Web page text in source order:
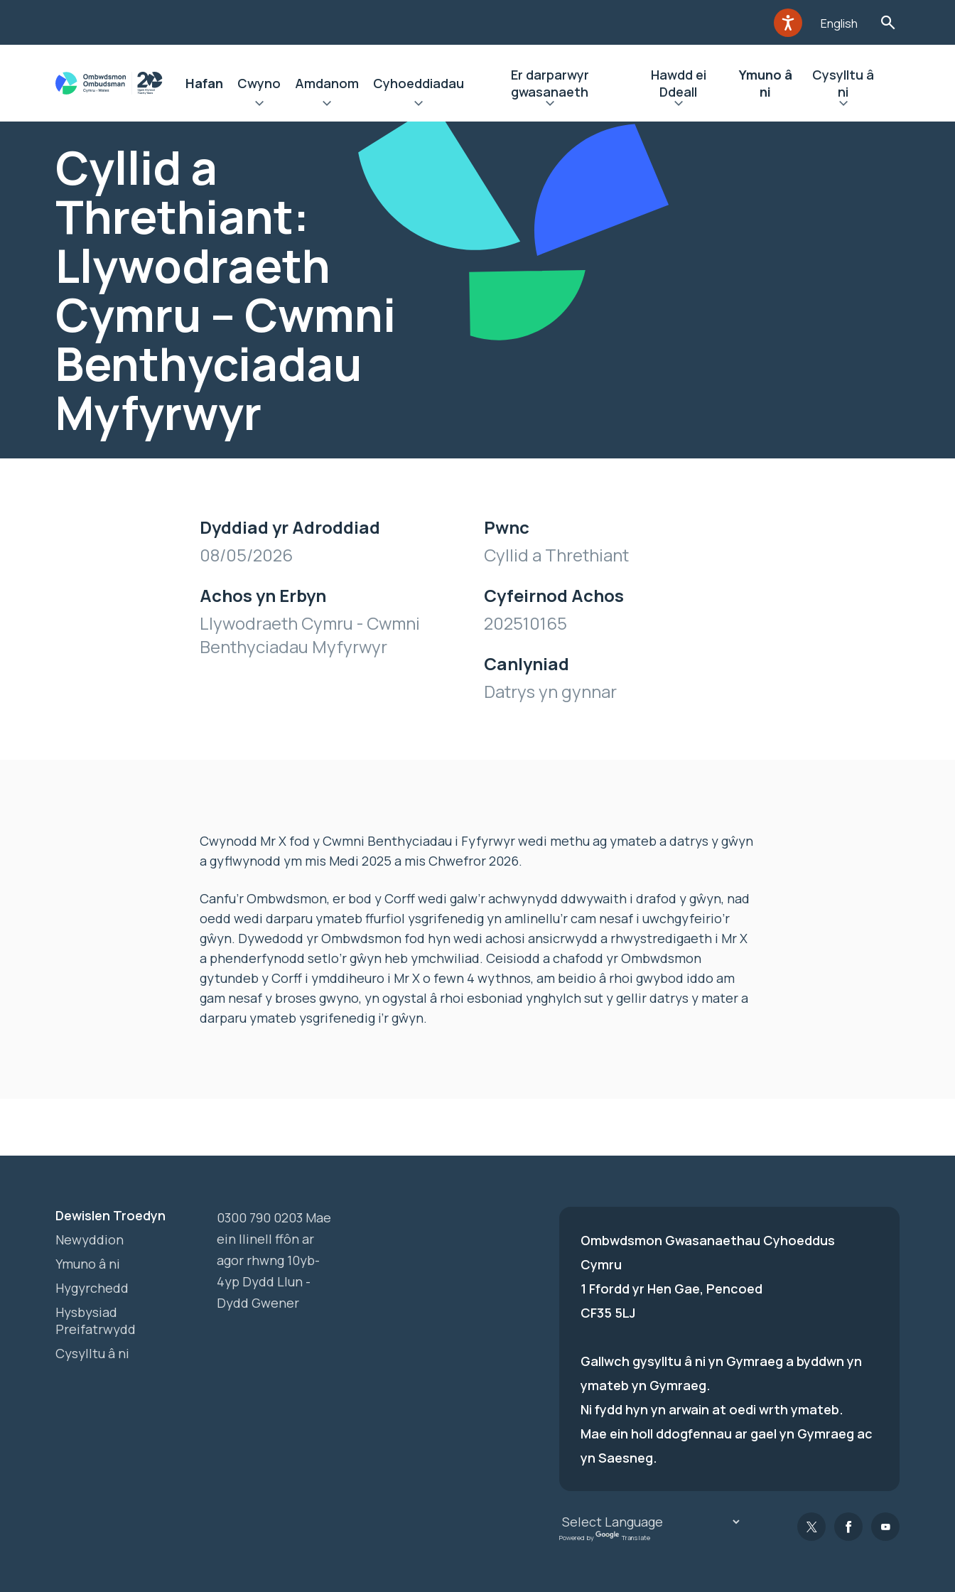
English
Hafan Cwyno Amdanom Cyhoeddiadau
Er darparwyr
gwasanaeth
Hawdd ei
Ddeall
Ymuno â
ni
Cysylltu â
ni
Cyllid a
Threthiant:
Llywodraeth
Cymru – Cwmni
Benthyciadau
Myfyrwyr
Dyddiad yr Adroddiad
08/05/2026
Achos yn Erbyn
Llywodraeth Cymru - Cwmni
Benthyciadau Myfyrwyr
Pwnc
Cyllid a Threthiant
Cyfeirnod Achos
202510165
Canlyniad
Datrys yn gynnar
Cwynodd Mr X fod y Cwmni Benthyciadau i Fyfyrwyr wedi methu ag ymateb a datrys y gŵyn
a gyflwynodd ym mis Medi 2025 a mis Chwefror 2026.
Canfu’r Ombwdsmon, er bod y Corff wedi galw’r achwynydd ddwywaith i drafod y gŵyn, nad
oedd wedi darparu ymateb ffurfiol ysgrifenedig yn amlinellu’r cam nesaf i uwchgyfeirio’r
gŵyn. Dywedodd yr Ombwdsmon fod hyn wedi achosi ansicrwydd a rhwystredigaeth i Mr X
a phenderfynodd setlo’r gŵyn heb ymchwiliad. Ceisiodd a chafodd yr Ombwdsmon
gytundeb y Corff i ymddiheuro i Mr X o fewn 4 wythnos, am beidio â rhoi gwybod iddo am
gam nesaf y broses gwyno, yn ogystal â rhoi esboniad ynghylch sut y gellir datrys y mater a
darparu ymateb ysgrifenedig i’r gŵyn.
Dewislen Troedyn
Newyddion
Ymuno â ni
Hygyrchedd
Hysbysiad
Preifatrwydd
Cysylltu â ni
0300 790 0203 Mae
ein llinell ffôn ar
agor rhwng 10yb-
4yp Dydd Llun -
Dydd Gwener
Ombwdsmon Gwasanaethau Cyhoeddus
Cymru
1 Ffordd yr Hen Gae, Pencoed
CF35 5LJ
Gallwch gysylltu â ni yn Gymraeg a byddwn yn
ymateb yn Gymraeg.
Ni fydd hyn yn arwain at oedi wrth ymateb.
Mae ein holl ddogfennau ar gael yn Gymraeg ac
yn Saesneg.
Powered by Translate